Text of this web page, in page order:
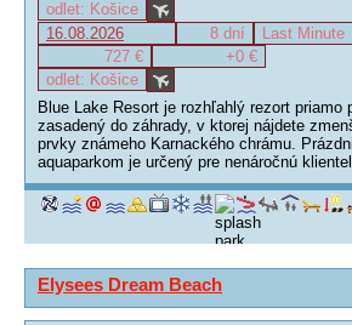
odlet: Košice
16.08.2026
8 dní
Last Minute
727 €
+0 €
odlet: Košice
Blue Lake Resort je rozhľahlý rezort priamo
zasadený do záhrady, v ktorej nájdete
prvky známeho Karnackého chrámu.
aquaparkom je určený pre nenáročnú
Elysees Dream Beach